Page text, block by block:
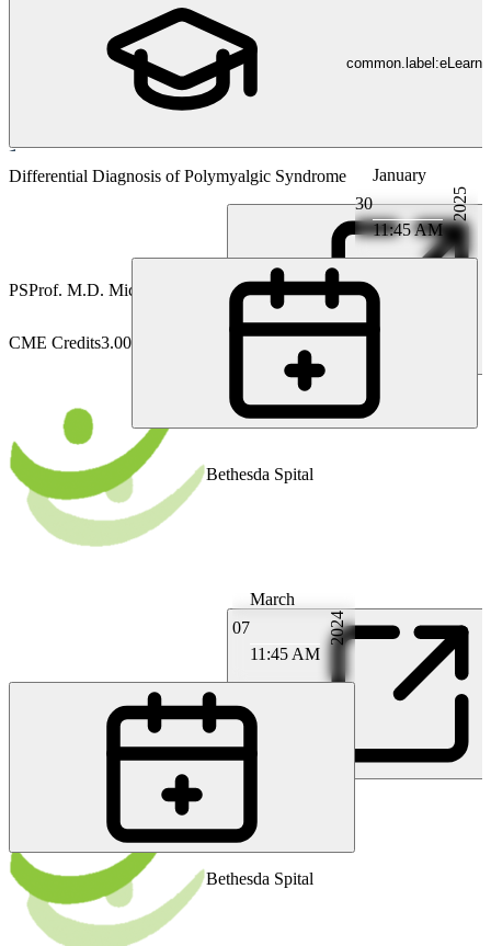
Rheumatology
30
January
11:45 AM
2025
CME Credits3.00
Differential Diagnosis of Polymyalgic Syndrome
PSProf. M.D. Michael Seitz
Bethesda Spital
07
March
11:45 AM
2024
Prof. M.D. Michael Seitz
Bethesda Spital